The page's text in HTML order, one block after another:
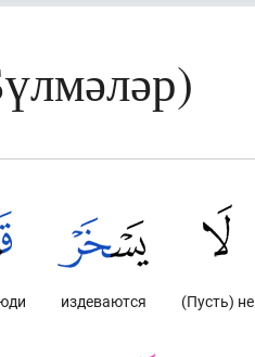
(Пусть) не
издеваются